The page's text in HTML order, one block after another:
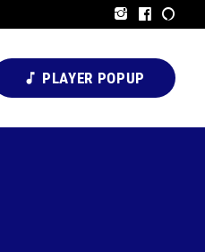
music_note PLAYER POPUP